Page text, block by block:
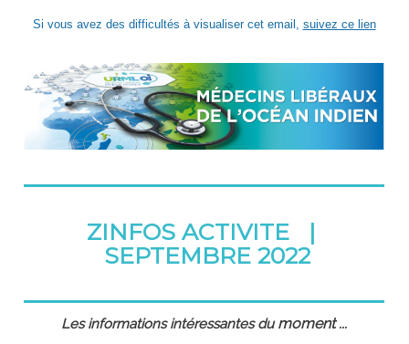
Si vous avez des difficultés à visualiser cet email, suivez ce lien
ZINFOS ACTIVITE |
SEPTEMBRE 2022
Les informations intéressantes dumoment...